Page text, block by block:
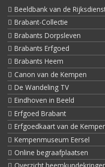
Beeldbank van de
Brabant-Collectie
Brabants Dorpsleven
Brabants Erfgoed
Brabants Heem
Canon van de Kempen
De Wandeling TV
Eindhoven in Beeld
Erfgoed Brabant
Erfgoedkaart van de
Kempenmuseum Eersel
Online begraafplaatsen